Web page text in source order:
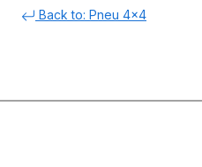
Back to: Pneu 4x4